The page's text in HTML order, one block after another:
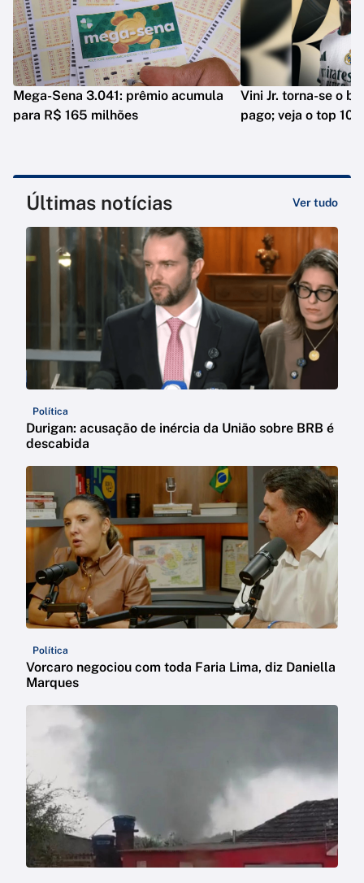
Mega-Sena 3.041: prêmio acumula
para R$ 165 milhões
Vini Jr. torna-se o
pago; veja o top 10
Últimas notícias Ver tudo
Política
Durigan: acusação de inércia da União sobre BRB é
descabida
Política
Vorcaro negociou com toda Faria Lima, diz Daniella
Marques